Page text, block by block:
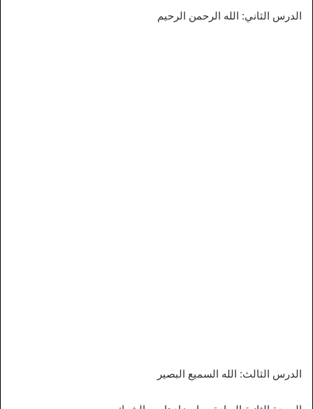
الدرس الثاني: الله الرحمن الرحيم
الدرس الثالث: الله السميع البصير